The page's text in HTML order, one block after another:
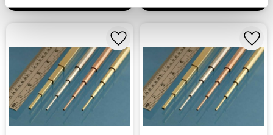
Lägg till i favoriter